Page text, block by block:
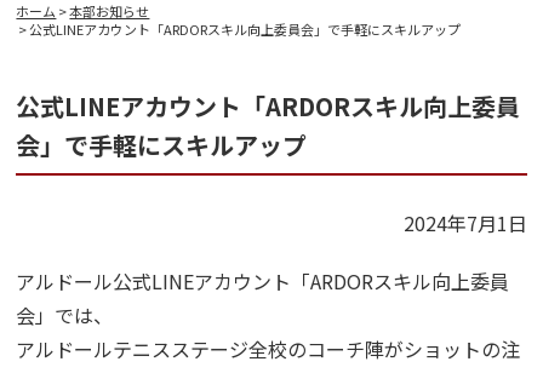
ホーム >本部お知らせ
> 公式LINEアカウント「ARDORスキル向上委員会」で手軽にスキルアップ
公式LINEアカウント「ARDORスキル向上委員
会」で手軽にスキルアップ
2024年7月1日
アルドール公式LINEアカウント「ARDORスキル向上委員
会」では、
アルドールテニスステージ全校のコーチ陣がショットの注